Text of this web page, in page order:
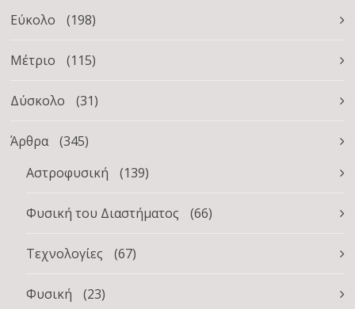
Εύκολο (198)
Μέτριο (115)
Δύσκολο (31)
Άρθρα
(345)
Αστροφυσική
(139)
Φυσική του Διαστήματος (66)
Τεχνολογίες (67)
Φυσική (23)